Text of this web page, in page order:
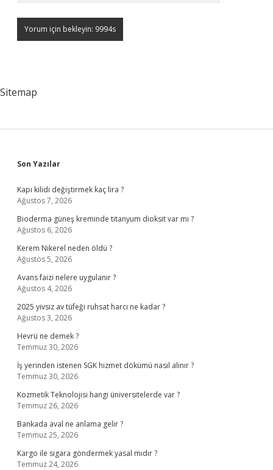
Sitemap
Sidebar
Son Yazılar
Kapı kilidi değiştirmek kaç lira ?
Ağustos 7, 2026
Bioderma güneş kreminde titanyum dioksit var mı ?
Ağustos 6, 2026
Kerem Nikerel neden öldü ?
Ağustos 5, 2026
Avans faizi nelere uygulanır ?
Ağustos 4, 2026
2025 yivsiz av tüfeği ruhsat harcı ne kadar ?
Ağustos 3, 2026
Hevrü ne demek ?
Temmuz 30, 2026
İş yerinden istenen SGK hizmet dökümü nasıl alınır ?
Temmuz 30, 2026
Kozmetik Teknolojisi hangi üniversitelerde var ?
Temmuz 26, 2026
Bankada aval ne anlama gelir ?
Temmuz 25, 2026
Kargo ile sigara göndermek yasal mıdır ?
Temmuz 24, 2026